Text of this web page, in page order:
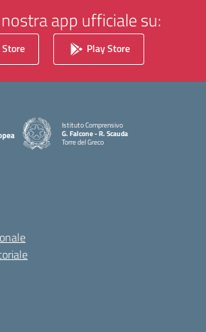
app ufficiale su:
Play Store
Istituto Comprensivo
G. Falcone - R. Scauda
Torre del Greco